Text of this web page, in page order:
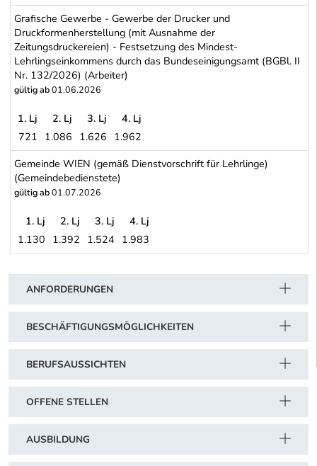
Bundesamt für Eich- und Vermessungswesen
Grafische Gewerbe - Gewerbe der Drucker und
Druckformenherstellung (mit Ausnahme der
Zeitungsdruckereien) - Festsetzung des Mindest-
Lehrlingseinkommens durch das Bundeseinigungsamt (BGBl. II
Nr. 132/2026) (Arbeiter)
gültig ab01.06.2026
Grafische Gewerbe - Gewerbe der Drucker und
1. Lj 2. Lj 3. Lj
4. Lj
721 1.086 1.626 1.962
Gemeinde WIEN (gemäß Dienstvorschrift für Lehrlinge)
(Gemeindebedienstete)
gültig ab01.07.2026
Gemeinde WIEN (gemäß Dienstvorschrift für Lehrlinge)
1. Lj 2. Lj 3. Lj
4. Lj
1.130 1.392 1.524 1.983
ANFORDERUNGEN
BESCHÄFTIGUNGSMÖGLICHKEITEN
BERUFSAUSSICHTEN
OFFENE STELLEN
AUSBILDUNG